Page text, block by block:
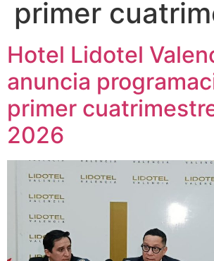
primer
Hotel Lidotel
anuncia
primer
2026